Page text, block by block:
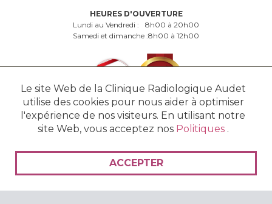
HEURES D'OUVERTURE
Lundi au Vendredi :
8h00 à 20h00
Samedi et dimanche :8h00 à 12h00
Politiques
Le site Web de la Clinique Radiologique Audet
utilise des cookies pour nous aider à optimiser
l'expérience de nos visiteurs. En utilisant notre
site Web, vous acceptez nos Politiques.
ACCEPTER